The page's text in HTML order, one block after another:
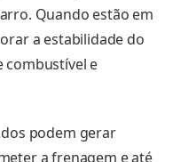
Quando estão em
a estabilidade do
combustível e
podem gerar
a frenagem e até